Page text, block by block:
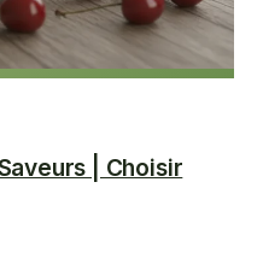
| Choisir